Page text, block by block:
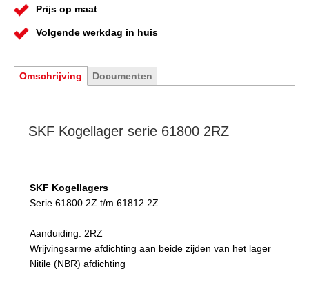
Prijs op maat
Volgende werkdag in huis
Omschrijving Documenten
SKF Kogellager serie 61800 2RZ
SKF Kogellagers
Serie 61800 2Z t/m 61812 2Z
Aanduiding: 2RZ
Wrijvingsarme afdichting aan beide zijden van het lager
Nitile (NBR) afdichting